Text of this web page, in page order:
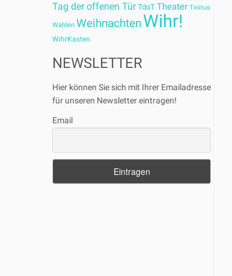
Tag der offenen Tür TdoT Theater Tinitus
Wahlen WeihnachtenWihr!
WihrKasten
NEWSLETTER
Hier können Sie sich mit Ihrer Emailadresse
für unseren Newsletter eintragen!
Email